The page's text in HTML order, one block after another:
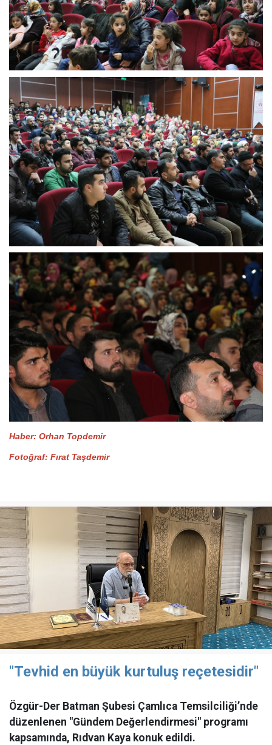
Haber: Orhan Topdemir
Fotoğraf: Fırat Taşdemir
"Tevhid en büyük kurtuluş reçetesidir"
Özgür-Der Batman Şubesi Çamlıca Temsilciliği’nde
düzenlenen "Gündem Değerlendirmesi" programı
kapsamında, Rıdvan Kaya konuk edildi.